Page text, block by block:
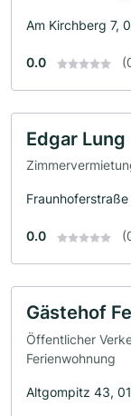
Am Kirchberg 7,
0.0
Edgar Lung
0.0
Gästehof
Öffentlicher
Ferienwohnung
Altgompitz 43,